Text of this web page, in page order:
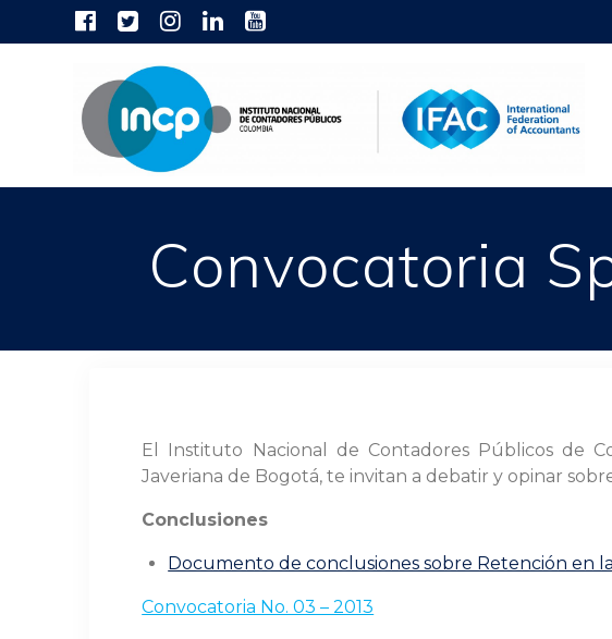
Convocatoria
El Instituto Nacional de Contadores Públicos de
Javeriana de Bogotá, te invitan a debatir y opinar
Conclusiones
Documento de conclusiones sobre Retención en
Convocatoria No. 03 – 2013